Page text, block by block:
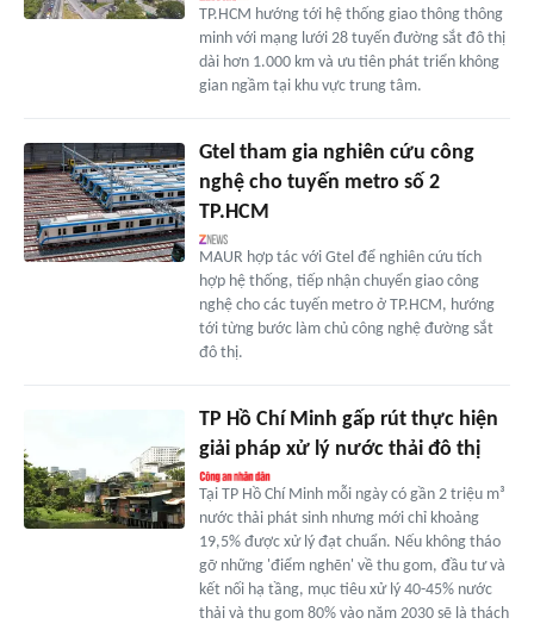
TP.HCM hướng tới hệ thống giao thông thông
minh với mạng lưới 28 tuyến đường sắt đô thị
dài hơn 1.000 km và ưu tiên phát triển không
gian ngầm tại khu vực trung tâm.
Gtel tham gia nghiên cứu công
nghệ cho tuyến metro số 2
TP.HCM
MAUR hợp tác với Gtel để nghiên cứu tích
hợp hệ thống, tiếp nhận chuyển giao công
nghệ cho các tuyến metro ở TP.HCM, hướng
tới từng bước làm chủ công nghệ đường sắt
đô thị.
TP Hồ Chí Minh gấp rút thực hiện
giải pháp xử lý nước thải đô thị
Tại TP Hồ Chí Minh mỗi ngày có gần 2 triệu m³
nước thải phát sinh nhưng mới chỉ khoảng
19,5% được xử lý đạt chuẩn. Nếu không tháo
gỡ những 'điểm nghẽn' về thu gom, đầu tư và
kết nối hạ tầng, mục tiêu xử lý 40-45% nước
thải và thu gom 80% vào năm 2030 sẽ là thách